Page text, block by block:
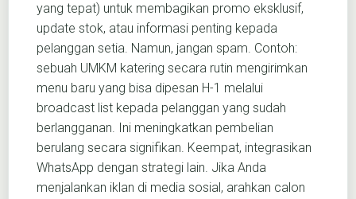
yang tepat) untuk membagikan promo eksklusif,
update stok, atau informasi penting kepada
pelanggan setia. Namun, jangan spam. Contoh:
sebuah UMKM katering secara rutin mengirimkan
menu baru yang bisa dipesan H-1 melalui
broadcast list kepada pelanggan yang sudah
berlangganan. Ini meningkatkan pembelian
berulang secara signifikan. Keempat, integrasikan
WhatsApp dengan strategi lain. Jika Anda
menjalankan iklan di media sosial, arahkan calon